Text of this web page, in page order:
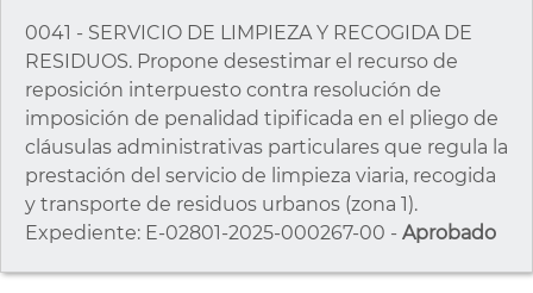
0041 - SERVICIO DE LIMPIEZA Y RECOGIDA DE
RESIDUOS. Propone desestimar el recurso de
reposición interpuesto contra resolución de
imposición de penalidad tipificada en el pliego de
cláusulas administrativas particulares que regula la
prestación del servicio de limpieza viaria, recogida
y transporte de residuos urbanos (zona 1).
Expediente: E-02801-2025-000267-00 - Aprobado